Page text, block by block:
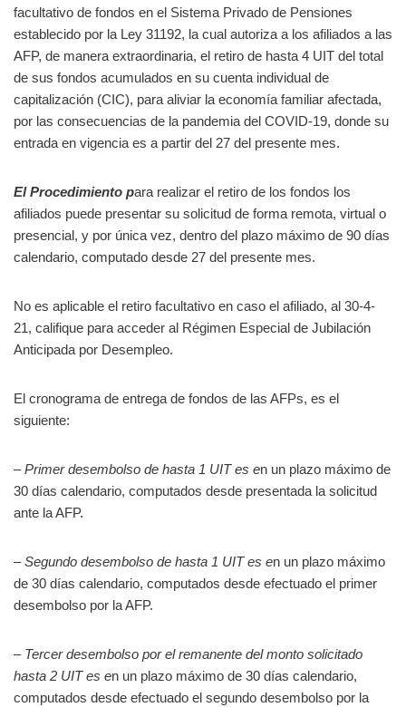
facultativo de fondos en el Sistema Privado de Pensiones
establecido por la Ley 31192, la cual autoriza a los afiliados a las
AFP, de manera extraordinaria, el retiro de hasta 4 UIT del total
de sus fondos acumulados en su cuenta individual de
capitalización (CIC), para aliviar la economía familiar afectada,
por las consecuencias de la pandemia del COVID-19, donde su
entrada en vigencia es a partir del 27 del presente mes.
El Procedimiento para realizar el retiro de los fondos los
afiliados puede presentar su solicitud de forma remota, virtual o
presencial, y por única vez, dentro del plazo máximo de 90 días
calendario, computado desde 27 del presente mes.
No es aplicable el retiro facultativo en caso el afiliado, al 30-4-
21, califique para acceder al Régimen Especial de Jubilación
Anticipada por Desempleo.
El cronograma de entrega de fondos de las AFPs, es el
siguiente:
–Primer desembolso de hasta 1 UIT es en un plazo máximo de
30 días calendario, computados desde presentada la solicitud
ante la AFP.
–Segundo desembolso de hasta 1 UIT es en un plazo máximo
de 30 días calendario, computados desde efectuado el primer
desembolso por la AFP.
– Tercer desembolso por el remanente del monto solicitado
hasta 2 UIT es en un plazo máximo de 30 días calendario,
computados desde efectuado el segundo desembolso por la